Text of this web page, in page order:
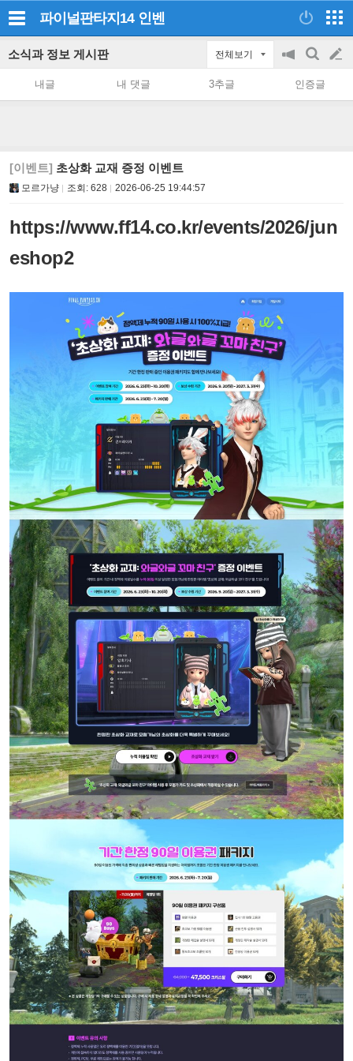
파이널판타지14 인벤
소식과 정보 게시판 전체보기
공
on/off
검
색
글
쓰
내글 내 댓글 3추글 인증글
[이벤트] 초상화 교재 증정 이벤트
모르가냥 조회: 628 2026-06-25 19:44:57
https://www.ff14.co.kr/events/2026/jun
eshop2